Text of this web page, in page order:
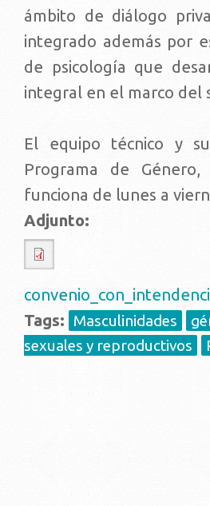
ámbito de diálogo
integrado además por
de psicología que
integral en el marco del
El equipo técnico y
Programa de
funciona de lunes a
Adjunto:
Tags: Masculinidades
sexuales y reproductivos